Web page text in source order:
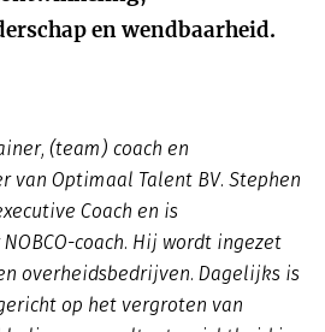
en wendbaarheid.
(team) coach en
van Optimaal Talent BV. Stephen
Coach en is
coach. Hij wordt ingezet
overheidsbedrijven. Dagelijks is
op het vergroten van